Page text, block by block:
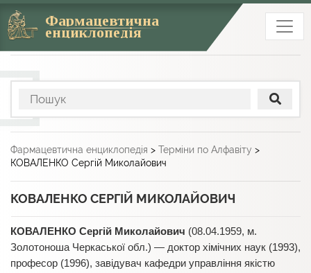
Фармацевтична
енциклопедія
Фармацевтична енциклопедія > Терміни по Алфавіту >
КОВАЛЕНКО Сергій Миколайович
КОВАЛЕНКО СЕРГІЙ МИКОЛАЙОВИЧ
КОВАЛЕНКО Сергій Миколайович (08.04.1959, м.
Золотоноша Черкаської обл.) — доктор хімічних наук (1993),
професор (1996), завідувач кафедри управління якістю